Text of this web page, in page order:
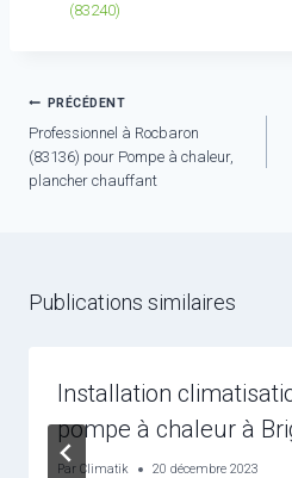
(83240)
Navigation
de
l’article
PRÉCÉDENT
Professionnel à Rocbaron
(83136) pour Pompe à chaleur,
plancher chauffant
Publications similaires
Installation
pompe à chaleur à
Par Climatik 20 décembre 2023